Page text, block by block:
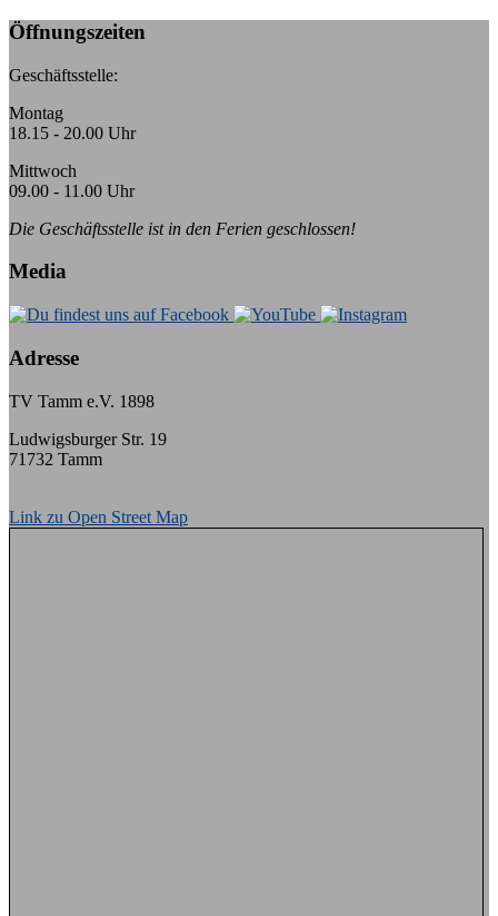
Öffnungszeiten
Geschäftsstelle:
Montag
18.15 - 20.00 Uhr
Mittwoch
09.00 - 11.00 Uhr
Die Geschäftsstelle ist in den Ferien geschlossen!
Media
Adresse
TV Tamm e.V. 1898
Ludwigsburger Str. 19
71732 Tamm
Link zu Open Street Map